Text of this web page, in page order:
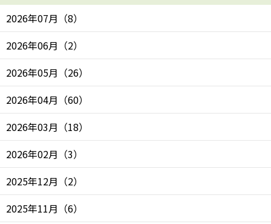
2026年07月 （8）
2026年06月 （2）
2026年05月 （26）
2026年04月 （60）
2026年03月 （18）
2026年02月 （3）
2025年12月 （2）
2025年11月 （6）